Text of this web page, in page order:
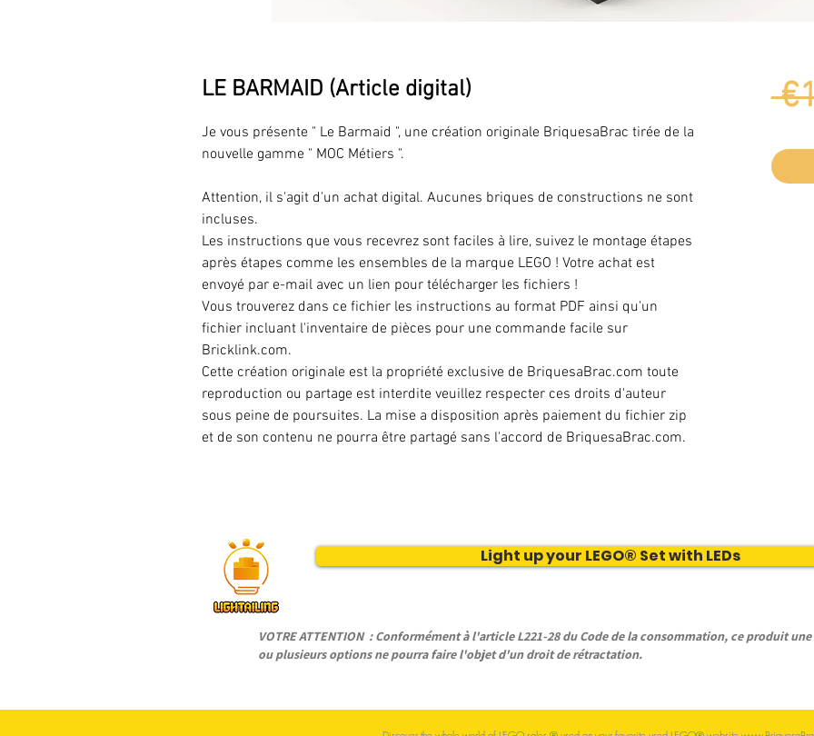
LE BARMAID (Article digital)
Je vous présente " Le Barmaid ", une création originale BriquesaBrac tirée de la
nouvelle gamme " MOC Métiers ".
Attention, il s'agit d'un achat digital. Aucunes briques de constructions ne sont
incluses.
Les instructions que vous recevrez sont faciles à lire, suivez le montage étapes
après étapes comme les ensembles de la marque LEGO ! Votre achat est
envoyé par e-mail avec un lien pour télécharger les fichiers !
Vous trouverez dans ce fichier les instructions au format PDF ainsi qu'un
fichier incluant l'inventaire de pièces pour une commande facile sur
Bricklink.com.
Cette création originale est la propriété exclusive de BriquesaBrac.com toute
reproduction ou partage est interdite veuillez respecter ces droits d'auteur
sous peine de poursuites. La mise a disposition après paiement du fichier zip
et de son contenu ne pourra être partagé sans l'accord de BriquesaBrac.com.
Light up your LEGO® Set with LEDs
VOTRE ATTENTION : Conformément à l'article L221-28 du Code de la consommation, ce produit
ou plusieurs options ne pourra faire l'objet d'un droit de rétractation.